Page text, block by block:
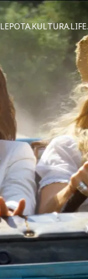
LEPOTA.KULTURA.LIFE.